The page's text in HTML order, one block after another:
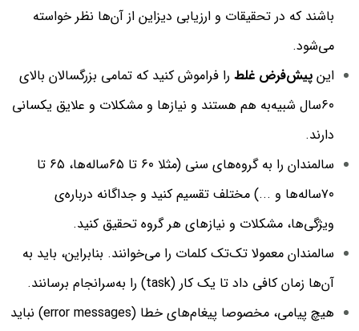
باشند که در تحقیقات و ارزیابی دیزاین از آن‌ها نظر خواسته
می‌شود.
اینپیش‌فرض غلط را فراموش کنید که تمامی بزرگسالان بالای
۶۰سال شبیه‌به هم هستند و نیازها و مشکلات و علایق یکسانی
دارند.
سالمندان را به گروه‌های سنی (مثلا ۶۰ تا ۶۵ساله‌ها، ۶۵ تا
۷۰‌ساله‌ها و ...) مختلف تقسیم کنید و جداگانه درباره‌ی
ویژگی‌ها، مشکلات و نیازهای هر گروه تحقیق کنید.
سالمندان معمولا تک‌تک کلمات را می‌خوانند. بنابراین،‌ باید به
آن‌ها زمان کافی داد تا یک کار (task) را به‌سرانجام برسانند.
هیچ پیامی، مخصوصا پیغام‌های خطا (error messages) نباید